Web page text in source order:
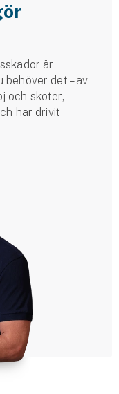
är
det – av
och skoter,
har drivit